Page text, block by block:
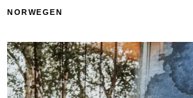
NORWEGEN